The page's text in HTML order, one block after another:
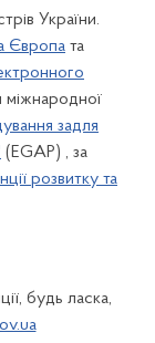
України.
Європа та
задля
(EGAP) , за
розвитку та
будь ласка,